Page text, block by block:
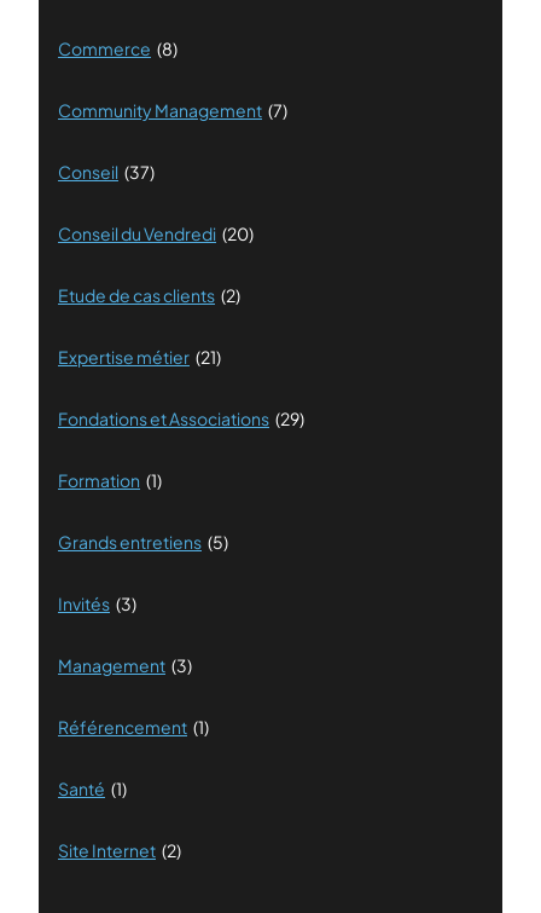
Commerce (8)
Community Management (7)
Conseil (37)
Conseil du Vendredi (20)
Etude de cas clients (2)
Expertise métier (21)
Fondations et Associations (29)
Formation (1)
Grands entretiens (5)
Invités (3)
Management (3)
Référencement (1)
Santé (1)
Site Internet (2)